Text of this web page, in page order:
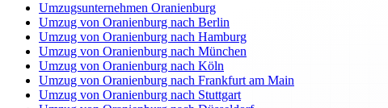
Umzugsunternehmen Oranienburg
Umzug von Oranienburg nach Berlin
Umzug von Oranienburg nach Hamburg
Umzug von Oranienburg nach München
Umzug von Oranienburg nach Köln
Umzug von Oranienburg nach Frankfurt am Main
Umzug von Oranienburg nach Stuttgart